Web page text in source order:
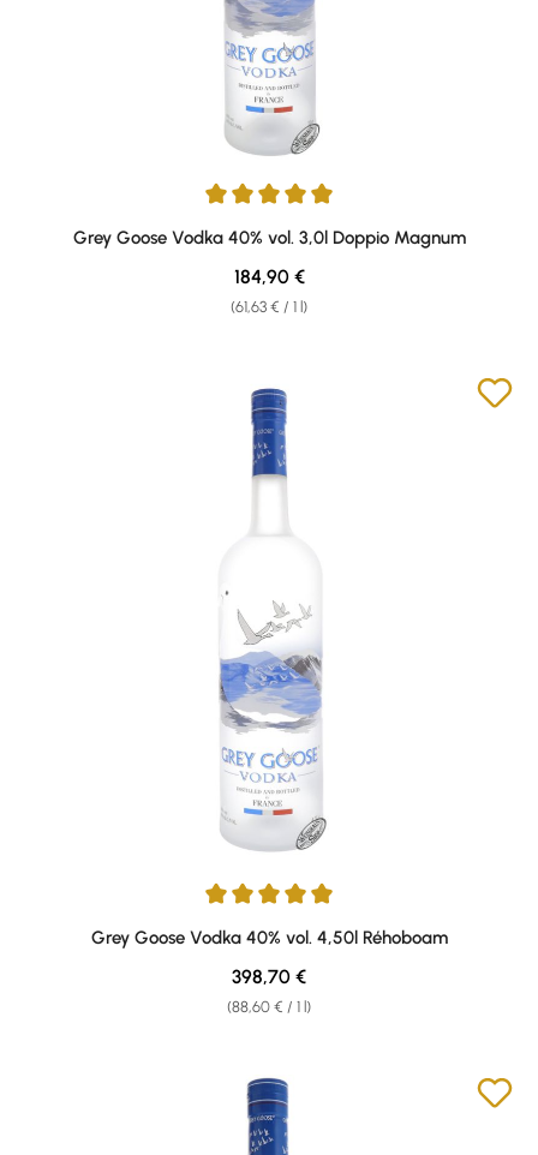
Average rating of 5 out of 5 stars
Grey Goose Vodka 40% vol. 3,0l Doppio Magnum
(61,63 € / 1 l)
Regular price:
184,90 €
Average rating of 5 out of 5 stars
Grey Goose Vodka 40% vol. 4,50l Réhoboam
(88,60 € / 1 l)
Regular price:
398,70 €